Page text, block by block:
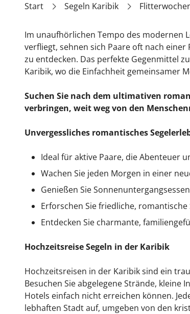
Start Segeln Karibik
Im unaufhörlichen Tempo des modernen
verfliegt, sehnen sich Paare oft nach
zu entdecken. Das perfekte Gegenmittel
Karibik, wo die Einfachheit gemeinsamer
Suchen Sie nach dem ultimativen
verbringen, weit weg von den
Unvergessliches romantisches
Ideal für aktive Paare, die Abenteuer
Wachen Sie jeden Morgen in einer
Genießen Sie
Erforschen Sie friedliche, romantische
Entdecken Sie charmante,
Hochzeitsreise Segeln in der Karibik
Hochzeitsreisen in der Karibik sind ein
Besuchen Sie abgelegene Strände,
Hotels einfach nicht erreichen können.
lebhaften Stadt auf, umgeben von den